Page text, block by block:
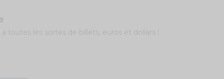
toutes les sortes de billets, euros et dollars !